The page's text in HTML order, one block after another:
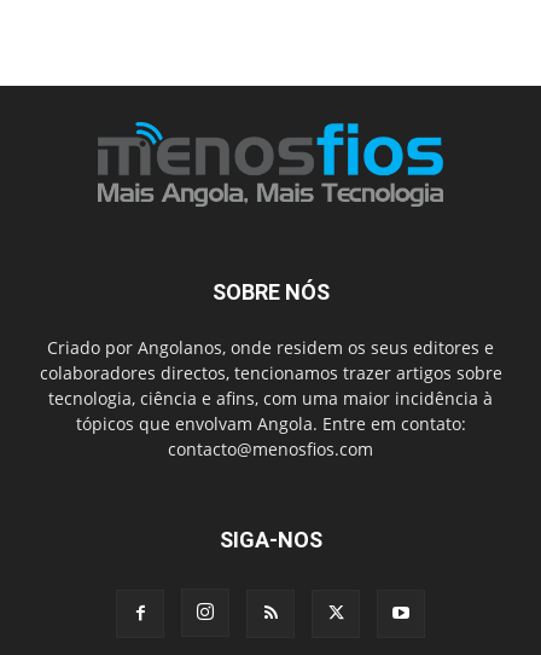
SOBRE NÓS
Criado por Angolanos, onde residem os seus editores e
colaboradores directos, tencionamos trazer artigos sobre
tecnologia, ciência e afins, com uma maior incidência à
tópicos que envolvam Angola. Entre em contato:
contacto@menosfios.com
SIGA-NOS